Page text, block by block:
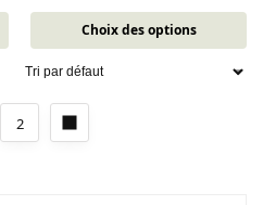
Choix des options
2